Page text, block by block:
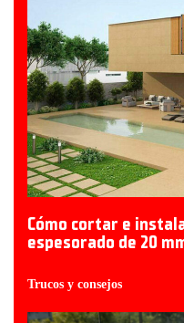
Cómo cortar e
espesorado de 20
Trucos y consejos